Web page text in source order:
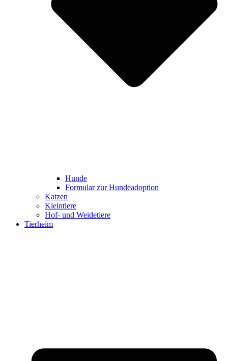
Hunde
Formular zur Hundeadoption
Katzen
Kleintiere
Hof- und Weidetiere
Tierheim